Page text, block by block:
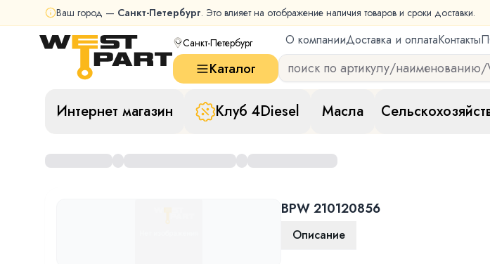
Ваш город — Санкт-Петербург. Это влияет на отображение наличия товаров и сроки доставки.
Санкт-Петербург О компанииДоставка и оплатаКонтакты
Каталог
Интернет магазин Клуб 4Diesel Масла
BPW 210120856
Описание